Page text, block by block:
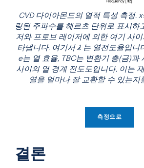
CVD 다이아몬드의 열적 특성 측정.
링된 주파수를 헤르츠 단위로 표시하
저와 프로브 레이저에 의한 여기 사
타냅니다. 여기서𝝀 는 열전도율입니
e는 열 효율, TBC는 변환기 층(금)과
사이의 열 경계 전도도입니다. 이는
열을 얼마나 잘 교환할 수 있는지
측정으로
결론